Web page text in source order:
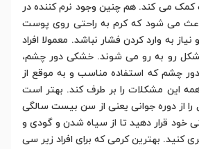
می کند. هم چنین وجود نرم کننده در
می شود که کرم به راحتی روی پوست
به وارد کردن فشار نباشد. معمولا افراد
رو به رو می شوند. خشکی دور چشم،
چشم که استفاده مناسب و به موقع از
این مشکلات را بر طرف کند. بهتر است
را از دوره جوانی یعنی از سن بیست سالگی
خود قرار دهید تا از سیاه شدن و گودی و
کنید. بهترین کرمی که برای افراد زیر سی